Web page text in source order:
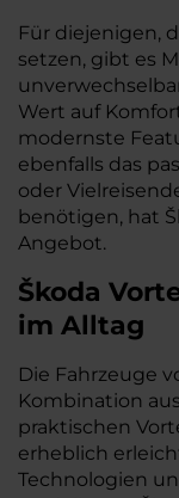
Für diejenigen,
setzen, gibt es
Wert auf
modernste
ebenfalls das
oder
benötigen, hat
Angebot.
Škoda
im Alltag
Die Fahrzeuge
Kombination
praktischen
erheblich
Technologien